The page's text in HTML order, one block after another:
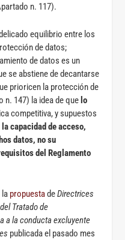
n. 117).
equilibrio entre los
de datos;
de datos es un
se abstiene de decantarse
prioricen la protección de
n. 147) la idea de que lo
competitiva, y supuestos
la capacidad de acceso,
datos, no su
del Reglamento
propuestadeDirectrices
Tratado de
a la conducta excluyente
publicada el pasado mes